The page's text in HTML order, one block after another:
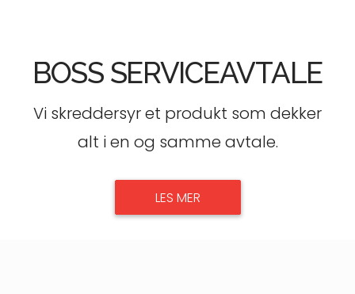
BOSS SERVICEAVTALE
Vi skreddersyr et produkt som dekker
alt i en og samme avtale.
LES MER